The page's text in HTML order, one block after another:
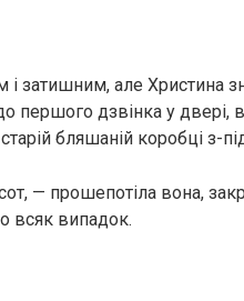
і затишним, але Христина
першого дзвінка у двері,
бляшаній коробці з-
— прошепотіла вона,
всяк випадок.